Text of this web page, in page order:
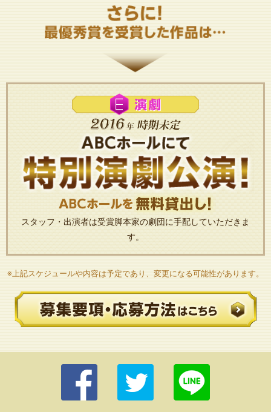
スタッフ・出演者は受賞脚本家の劇団に手配していただきま
す。
※上記スケジュールや内容は予定であり、変更になる可能性があります。